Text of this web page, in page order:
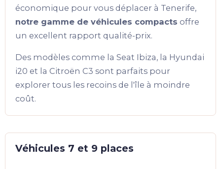
économique pour vous déplacer à Tenerife,
notre gamme de véhicules compacts offre
un excellent rapport qualité-prix.
Des modèles comme la Seat Ibiza, la Hyundai
i20 et la Citroën C3 sont parfaits pour
explorer tous les recoins de l'île à moindre
coût.
Véhicules 7 et 9 places